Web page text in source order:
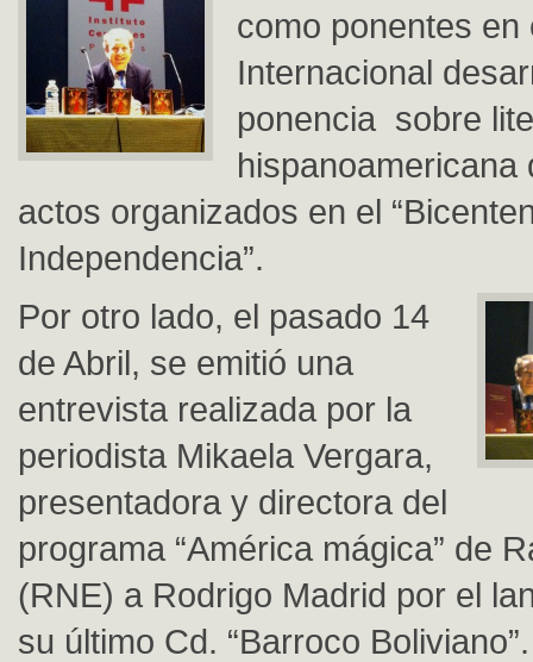
como ponentes
Internacional
ponencia sobre
actos organizados en el
Independencia”.
Por otro lado, el pasado 14
de Abril, se emitió una
entrevista realizada por la
periodista Mikaela Vergara,
presentadora y directora del
programa “América mágica” de
(RNE) a Rodrigo Madrid por el
su último Cd. “Barroco